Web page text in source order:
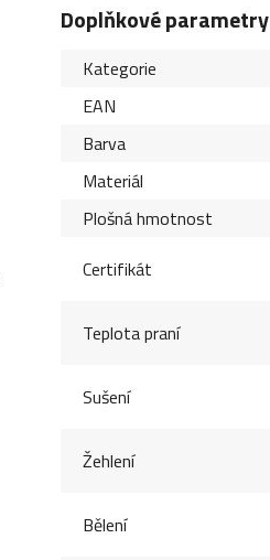
Doplňkové parametry
Kategorie
EAN
Barva
Materiál
Plošná hmotnost
Certifikát
Teplota praní
Sušení
Žehlení
Bělení